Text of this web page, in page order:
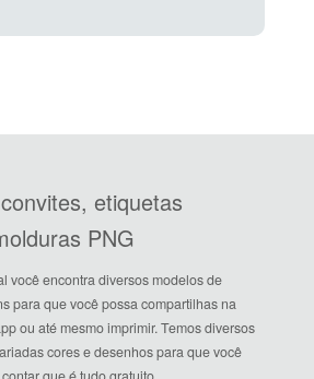
etiquetas
PNG
você encontra diversos modelos de
para que você possa compartilhas na
ou até mesmo imprimir. Temos diversos
cores e desenhos para que você